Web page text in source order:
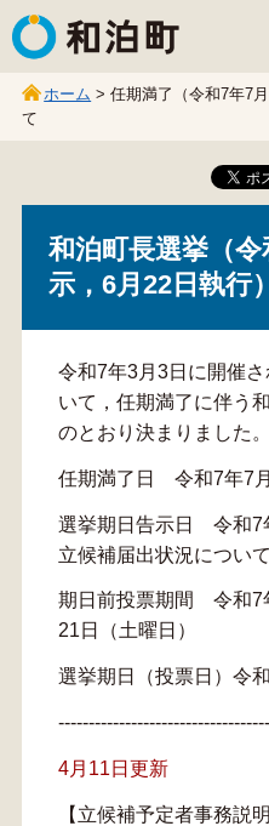
和泊町
ホーム > 任期満了（令和7年7
て
和泊町長選挙（
示，6月22日執行）
令和7年3月3日に開催
いて，任期満了に伴う
のとおり決まりました。
任期満了日 令和7年7月
選挙期日告示日 令和7
立候補届出状況につい
期日前投票期間 令和7
21日（土曜日）
選挙期日（投票日）令
4月11日更新
【立候補予定者事務説明